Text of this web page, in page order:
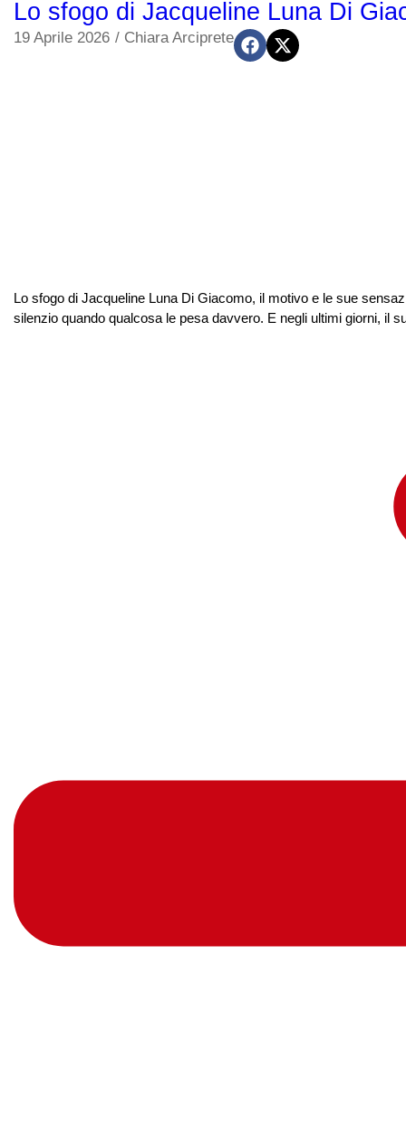
Lo sfogo di Jacqueline Luna Di
19 Aprile 2026 / Chiara Arciprete
Lo sfogo di Jacqueline Luna Di Giacomo, il motivo e le sue
silenzio quando qualcosa le pesa davvero. E negli ultimi giorni, il